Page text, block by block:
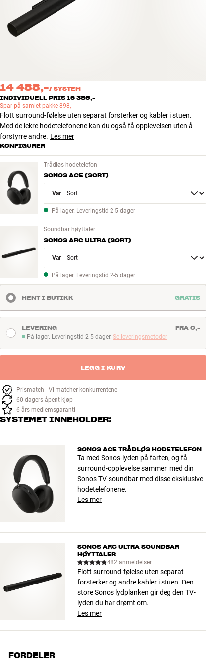
Tilbehør
NYHETER
TILBUD
Finn Butikk
Kundeservice
Logg inn
Bygg med lyd
14 488,-/ SYSTEM
INDIVIDUELL PRIS 15 386,-
Spar på samlet pakke 898,-
Flott surround-følelse uten separat forsterker og kabler i stuen.
Med de lekre hodetelefonene kan du også få opplevelsen uten å
forstyrre andre. Les mer
KONFIGURER
Trådløs hodetelefon
SONOS ACE (SORT)
Variant
På lager. Leveringstid 2-5 dager
Soundbar høyttaler
SONOS ARC ULTRA (SORT)
Variant
På lager. Leveringstid 2-5 dager
HENT I BUTIKK GRATIS
På lager. Leveringstid 2-5 dager
På lager. Leveringstid 2-5 dager. Se leveringsmetoder
LEVERING FRA 0,-
LEGG I KURV
Prismatch - Vi matcher konkurrentene
60 dagers åpent kjøp
6 års medlemsgaranti
SYSTEMET INNEHOLDER:
SONOS ACE TRÅDLØS HODETELEFON
Ta med Sonos-lyden på farten, og få
surround-opplevelse sammen med din
Sonos TV-soundbar med disse eksklusive
hodetelefonene.
Les mer
SONOS ARC ULTRA SOUNDBAR
HØYTTALER
482 anmeldelser
Flott surround-følelse uten separat
forsterker og andre kabler i stuen. Den
store Sonos lydplanken gir deg den TV-
lyden du har drømt om.
Les mer
FORDELER